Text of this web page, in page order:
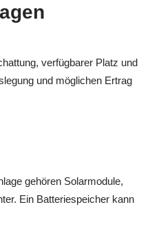
verfügbarer Platz und
und möglichen Ertrag
gehören Solarmodule,
Ein Batteriespeicher kann